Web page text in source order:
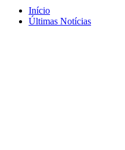
Início
Últimas Notícias